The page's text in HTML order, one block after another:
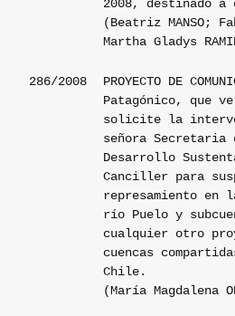
2008, destinado a
(Beatriz MANSO;
Martha Gladys
286/2008
PROYECTO DE
Patagónico, que
solicite la
señora Secretaria
Desarrollo
Canciller para
represamiento en
río Puelo y
cualquier otro
cuencas
Chile.
(María Magdalena